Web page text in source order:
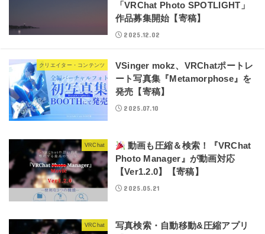
「VRChat Photo SPOTLIGHT」
作品募集開始【寄稿】
2025.12.02
クリエイター・コンテンツ
VSinger mokz、VRChatポートレ
ート写真集『Metamorphose』を
発売【寄稿】
2025.07.10
VRChat
動画も圧縮＆検索！『VRChat
Photo Manager』が動画対応
【Ver1.2.0】【寄稿】
2025.05.21
VRChat
写真検索・自動移動&圧縮アプリ